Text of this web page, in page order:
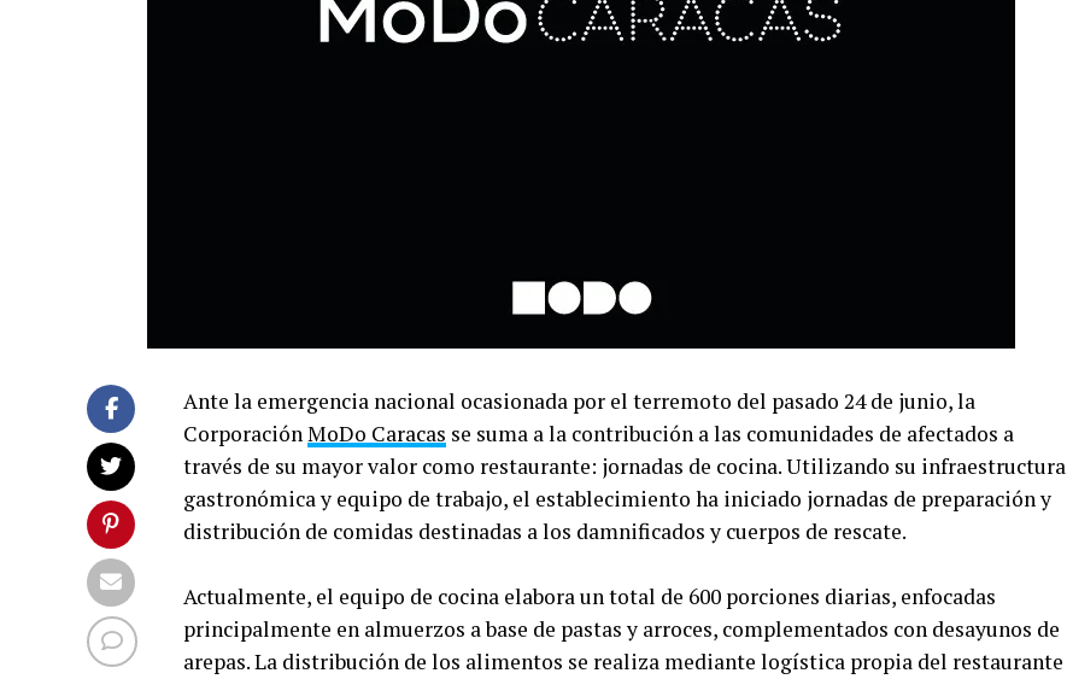
Ante la emergencia nacional ocasionada por el terremoto del pasado 24 de junio, la
CorporaciónMoDo Caracas se suma a la contribución a las comunidades de afectados a
través de su mayor valor como restaurante: jornadas de cocina. Utilizando su infraestructura
gastronómica y equipo de trabajo, el establecimiento ha iniciado jornadas de preparación y
distribución de comidas destinadas a los damnificados y cuerpos de rescate.
Actualmente, el equipo de cocina elabora un total de 600 porciones diarias, enfocadas
principalmente en almuerzos a base de pastas y arroces, complementados con desayunos de
arepas. La distribución de los alimentos se realiza mediante logística propia del restaurante